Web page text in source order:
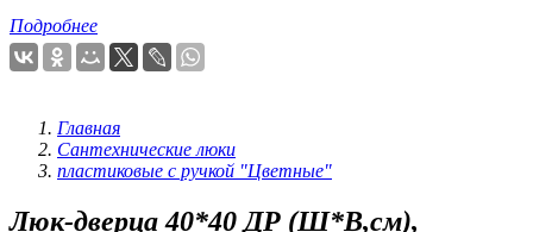
Подробнее
Главная
Сантехнические люки
пластиковые с ручкой "Цветные"
Люк-дверца 40*40 ДР (Ш*В,см),